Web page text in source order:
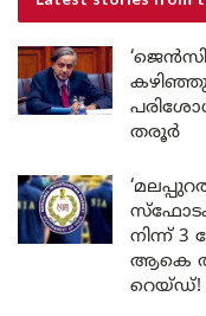
തരൂർ
നിന്ന്
ആകെ
റെയ്ഡ്!